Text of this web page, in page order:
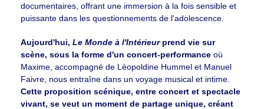
documentaires, offrant une immersion à la fois sensible et
puissante dans les questionnements de l'adolescence.
Aujourd'hui, Le Monde à l'Intérieurprend vie sur
scène, sous la forme d'un concert-performance où
Maxime, accompagné de Léopoldine Hummel et Manuel
Faivre, nous entraîne dans un voyage musical et intime.
Cette proposition scénique, entre concert et spectacle
vivant, se veut un moment de partage unique, créant